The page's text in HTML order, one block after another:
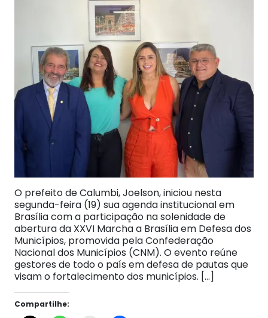
O prefeito de Calumbi, Joelson, iniciou nesta
segunda-feira (19) sua agenda institucional em
Brasília com a participação na solenidade de
abertura da XXVI Marcha a Brasília em Defesa dos
Municípios, promovida pela Confederação
Nacional dos Municípios (CNM). O evento reúne
gestores de todo o país em defesa de pautas que
visam o fortalecimento dos municípios. […]
Compartilhe: